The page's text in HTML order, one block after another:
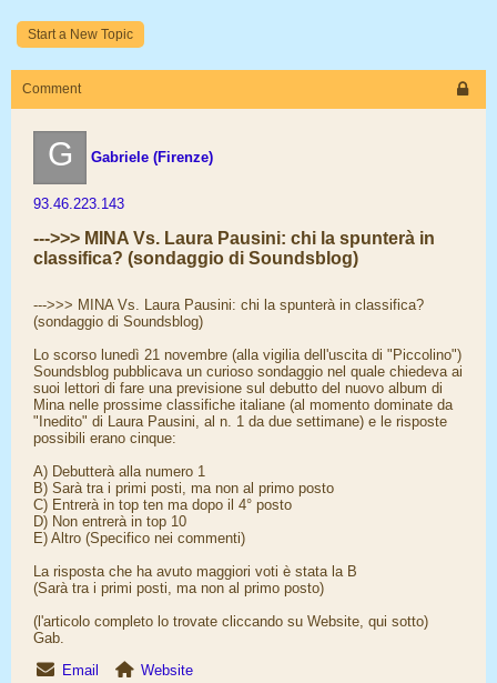
Start a New Topic
Comment
G Gabriele (Firenze)
93.46.223.143
--->>> MINA Vs. Laura Pausini: chi la spunterà in
classifica? (sondaggio di Soundsblog)
--->>> MINA Vs. Laura Pausini: chi la spunterà in classifica?
(sondaggio di Soundsblog)
Lo scorso lunedì 21 novembre (alla vigilia dell'uscita di "Piccolino")
Soundsblog pubblicava un curioso sondaggio nel quale chiedeva ai
suoi lettori di fare una previsione sul debutto del nuovo album di
Mina nelle prossime classifiche italiane (al momento dominate da
"Inedito" di Laura Pausini, al n. 1 da due settimane) e le risposte
possibili erano cinque:
A) Debutterà alla numero 1
B) Sarà tra i primi posti, ma non al primo posto
C) Entrerà in top ten ma dopo il 4° posto
D) Non entrerà in top 10
E) Altro (Specifico nei commenti)
La risposta che ha avuto maggiori voti è stata la B
(Sarà tra i primi posti, ma non al primo posto)
(l'articolo completo lo trovate cliccando su Website, qui sotto)
Gab.
Email
Website